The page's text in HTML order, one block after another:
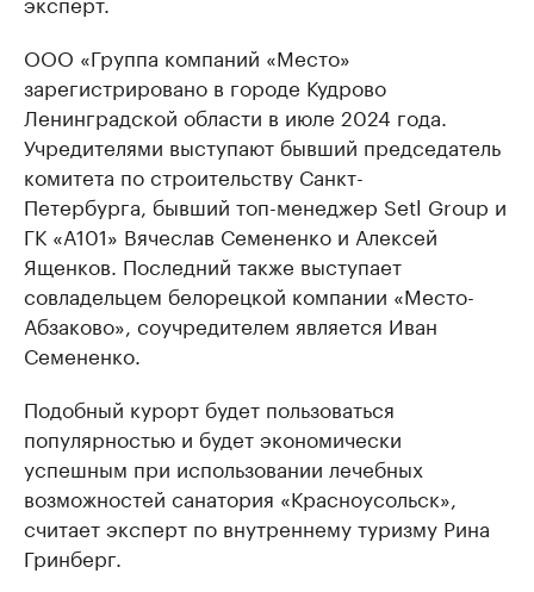
ООО «Группа компаний «Место»
зарегистрировано в городе Кудрово
Ленинградской области в июле 2024 года.
Учредителями выступают бывший председатель
комитета по строительству Санкт-
Петербурга, бывший топ-менеджер Setl Group и
ГК «А101» Вячеслав Семененко и Алексей
Ященков. Последний также выступает
совладельцем белорецкой компании «Место-
Абзаково», соучредителем является Иван
Семененко.
Подобный курорт будет пользоваться
популярностью и будет экономически
успешным при использовании лечебных
возможностей санатория «Красноусольск»,
считает эксперт по внутреннему туризму Рина
Гринберг.